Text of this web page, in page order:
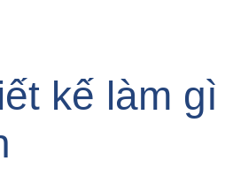
kế làm gì